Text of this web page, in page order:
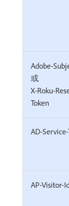
Adobe-
或
X-Roku-
Token
AD-
AP-Visitor-